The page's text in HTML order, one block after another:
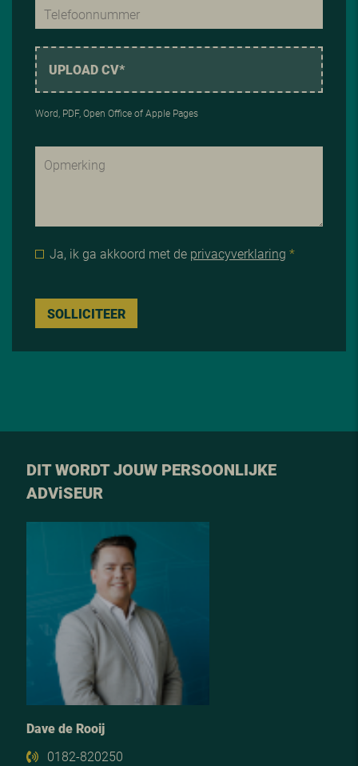
UPLOAD CV*
Word, PDF, Open Office of Apple Pages
Ja, ik ga akkoord met de privacyverklaring *
SOLLICITEER
DIT WORDT JOUW PERSOONLIJKE
ADViSEUR
Dave de Rooij
0182-820250